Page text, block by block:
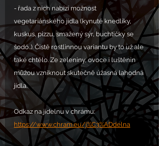
- řada z nich nabízí možnost
vegetariánského jídla (kynuté knedlíky,
kuskus, pizzu, smažený sýr, buchtičky se
šodó..). Čistě rostlinnou variantu by to už ale
také chtělo. Ze zeleniny, ovoce i luštěnin
můžou vzniknout skutečně úžasná lahodná
jídla.
Odkaz na jídelnu v chrámu:
https://www.chram.eu/j%C3%ADdelna